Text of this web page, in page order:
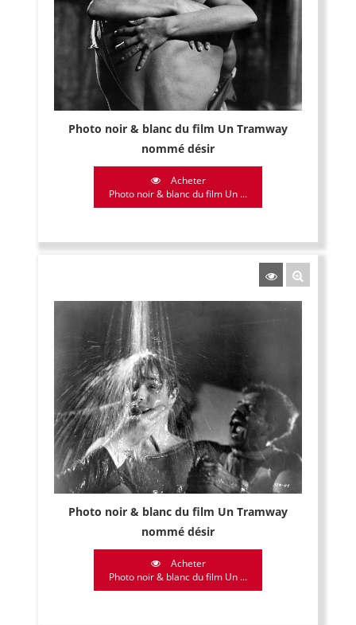
Photo noir & blanc du film Un Tramway
nommé désir
Acheter
Photo noir & blanc du film Un ...
Photo noir & blanc du film Un Tramway
nommé désir
Acheter
Photo noir & blanc du film Un ...